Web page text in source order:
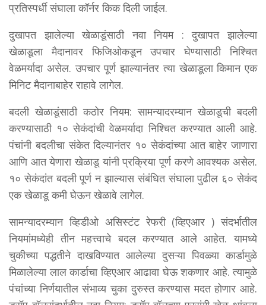
प्रतिस्पर्धी संघाला कॉर्नर किक दिली जाईल.
दुखापत झालेल्या खेळाडूंसाठी नवा नियम : दुखापत झालेल्या
खेळाडूला मैदानावर फिजिओकडून उपचार घेण्यासाठी निश्चित
वेळमर्यादा असेल. उपचार पूर्ण झाल्यानंतर त्या खेळाडूला किमान एक
मिनिट मैदानाबाहेर राहावे लागेल.
बदली खेळाडूंसाठी कठोर नियम: सामन्यादरम्यान खेळाडूची बदली
करण्यासाठी १० सेकंदांची वेळमर्यादा निश्चित करण्यात आली आहे.
पंचांनी बदलीचा संकेत दिल्यानंतर १० सेकंदांच्या आत बाहेर जाणारा
आणि आत येणारा खेळाडू यांनी प्रक्रिया पूर्ण करणे आवश्यक असेल.
१० सेकंदांत बदली पूर्ण न झाल्यास संबंधित संघाला पुढील ६० सेकंद
एक खेळाडू कमी घेऊन खेळावे लागेल.
सामन्यादरम्यान व्हिडीओ असिस्टंट रेफरी (व्हिएआर ) संदर्भातील
नियमांमध्येही तीन महत्त्वाचे बदल करण्यात आले आहेत. यामध्ये
चुकीच्या पद्धतीने दाखविण्यात आलेल्या दुसऱ्या पिवळ्या कार्डामुळे
मिळालेल्या लाल कार्डाचा व्हिएआर आढावा घेऊ शकणार आहे. त्यामुळे
पंचांच्या निर्णयातील संभाव्य चुका दुरुस्त करण्यास मदत होणार आहे.